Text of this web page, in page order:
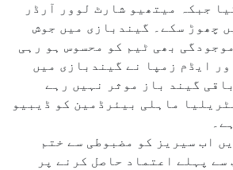
جبکہ میتھیو شارٹ لوور آرڈر
چھوڑ سکے۔ گیندبازی میں جوش
بھی ٹیم کو محسوس ہو رہی
ایڈم زمپا نے گیندبازی میں
گیند باز موثر نہیں رہے
ماہلی بیئرڈمین کو ڈیبیو
اب سیریز کو مضبوطی سے ختم
سے پہلے اعتماد حاصل کرنے پر